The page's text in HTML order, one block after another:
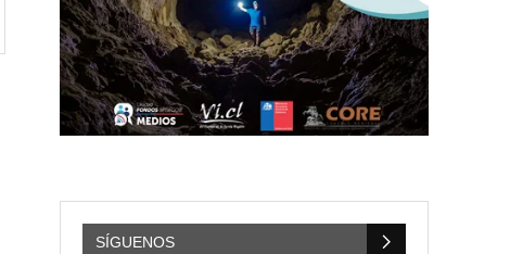
SÍGUENOS